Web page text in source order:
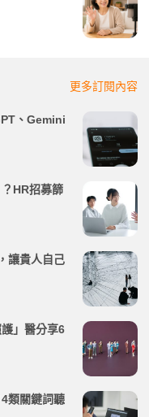
更多訂閱內容
、Gemini
HR招募篩
讓貴人自己
」醫分享6
類關鍵詞聽